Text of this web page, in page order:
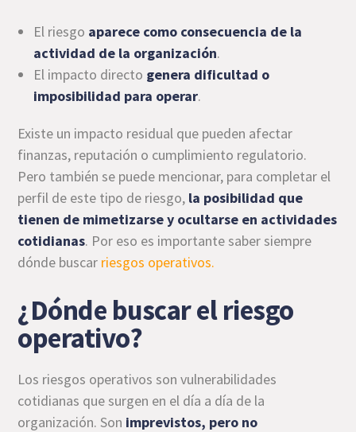
El riesgo aparece como consecuencia de la
actividad de la organización.
El impacto directo genera dificultad o
imposibilidad para operar.
Existe un impacto residual que pueden afectar
finanzas, reputación o cumplimiento regulatorio.
Pero también se puede mencionar, para completar el
perfil de este tipo de riesgo, la posibilidad que
tienen de mimetizarse y ocultarse en actividades
cotidianas. Por eso es importante saber siempre
dónde buscar riesgos operativos.
¿Dónde buscar el riesgo
operativo?
Los riesgos operativos son vulnerabilidades
cotidianas que surgen en el día a día de la
organización. Son imprevistos, pero no